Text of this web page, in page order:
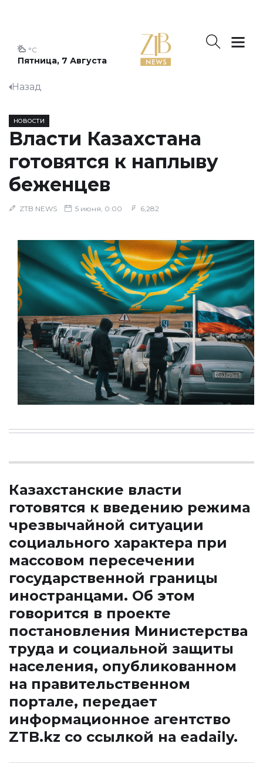
Пятница, 7 Августа
°C
Назад
НОВОСТИ
Власти Казахстана
готовятся к наплыву
беженцев
ZTB NEWS 5 июня, 0:00 6,282
Казахстанские власти
готовятся к введению режима
чрезвычайной ситуации
социального характера при
массовом пересечении
государственной границы
иностранцами. Об этом
говорится в проекте
постановления Министерства
труда и социальной защиты
населения, опубликованном
на правительственном
портале, передает
информационное агентство
ZTB.kz со ссылкой на eadaily.